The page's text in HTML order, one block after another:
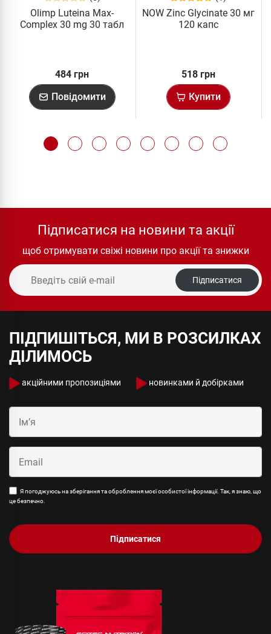
Olimp Luteina Max-
Complex 30 mg 30 табл
484 грн
Повідомити
NOW Zinc Glycinate 30 мг
120 капс
518 грн
Купити
Підписатися на новини та акції
щоб отримувати свіжі новини про акції та знижки
Підписатися
ПІДПИШІТЬСЯ, МИ В РОЗСИЛКАХ
ДІЛИМОСЬ
акційними пропозиціями новинками й добірками
Я погоджуюсь на зберігання та оброблення моєї особистої інформації. Так, я знаю, що
це безпечно.
Підписатися